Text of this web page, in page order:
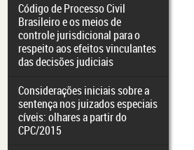
Código de Processo Civil
Brasileiro e os meios de
controle jurisdicional para o
respeito aos efeitos vinculantes
das decisões judiciais
Considerações iniciais sobre a
sentença nos juizados especiais
cíveis: olhares a partir do
CPC/2015